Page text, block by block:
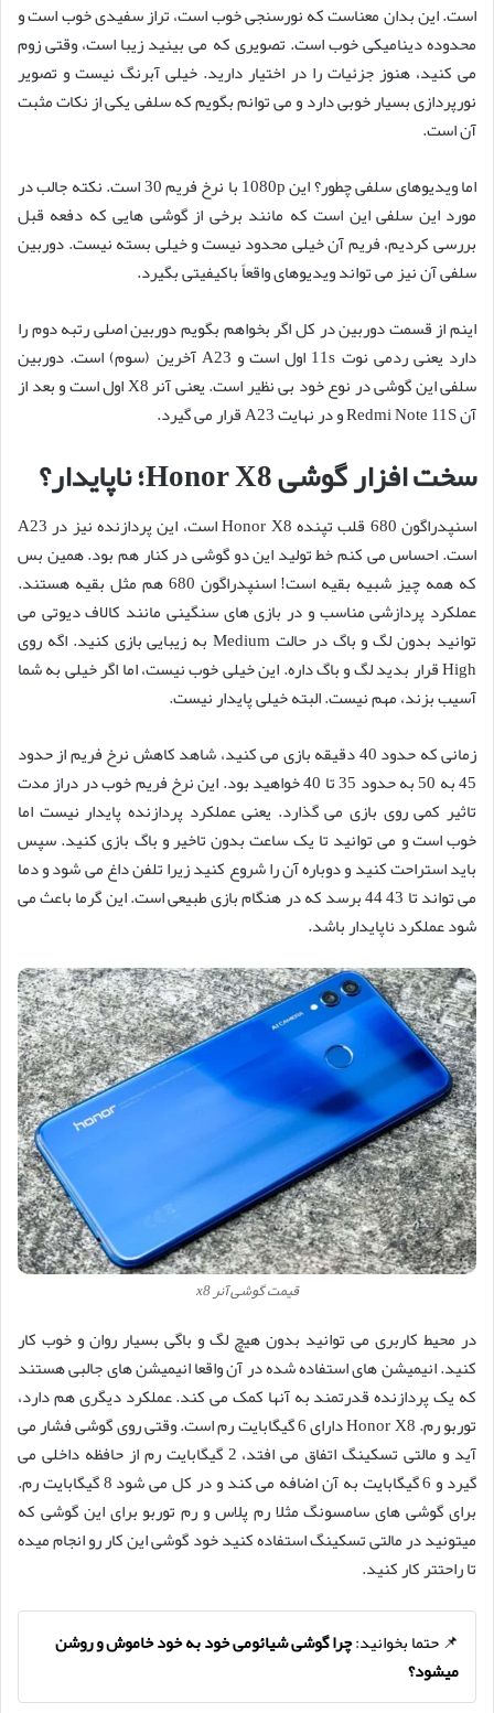
است. این بدان معناست که نورسنجی خوب است، تراز سفیدی خوب است و
محدوده دینامیکی خوب است. تصویری که می بینید زیبا است، وقتی زوم
می کنید، هنوز جزئیات را در اختیار دارید. خیلی آبرنگ نیست و تصویر
نورپردازی بسیار خوبی دارد و می توانم بگویم که سلفی یکی از نکات مثبت
آن است.
اما ویدیوهای سلفی چطور؟ این 1080p با نرخ فریم 30 است. نکته جالب در
مورد این سلفی این است که مانند برخی از گوشی هایی که دفعه قبل
بررسی کردیم، فریم آن خیلی محدود نیست و خیلی بسته نیست. دوربین
سلفی آن نیز می تواند ویدیوهای واقعاً باکیفیتی بگیرد.
اینم از قسمت دوربین در کل اگر بخواهم بگویم دوربین اصلی رتبه دوم را
دارد یعنی ردمی نوت 11s اول است و A23 آخرین (سوم) است. دوربین
سلفی این گوشی در نوع خود بی نظیر است. یعنی آنر X8 اول است و بعد از
آن Redmi Note 11S و در نهایت A23 قرار می گیرد.
سخت افزار گوشی Honor X8؛ ناپایدار؟
اسنپدراگون 680 قلب تپنده Honor X8 است، این پردازنده نیز در A23
است. احساس می کنم خط تولید این دو گوشی در کنار هم بود. همین بس
که همه چیز شبیه بقیه است! اسنپدراگون 680 هم مثل بقیه هستند.
عملکرد پردازشی مناسب و در بازی های سنگینی مانند کالاف دیوتی می
توانید بدون لگ و باگ در حالت Medium به زیبایی بازی کنید. اگه روی
High قرار بدید لگ و باگ داره. این خیلی خوب نیست، اما اگر خیلی به شما
آسیب بزند، مهم نیست. البته خیلی پایدار نیست.
زمانی که حدود 40 دقیقه بازی می کنید، شاهد کاهش نرخ فریم از حدود
45 به 50 به حدود 35 تا 40 خواهید بود. این نرخ فریم خوب در دراز مدت
تاثیر کمی روی بازی می گذارد. یعنی عملکرد پردازنده پایدار نیست اما
خوب است و می توانید تا یک ساعت بدون تاخیر و باگ بازی کنید. سپس
باید استراحت کنید و دوباره آن را شروع کنید زیرا تلفن داغ می شود و دما
می تواند تا 43 44 برسد که در هنگام بازی طبیعی است. این گرما باعث می
شود عملکرد ناپایدار باشد.
قیمت گوشی آنر x8
در محیط کاربری می توانید بدون هیچ لگ و باگی بسیار روان و خوب کار
کنید. انیمیشن های استفاده شده در آن واقعا انیمیشن های جالبی هستند
که یک پردازنده قدرتمند به آنها کمک می کند. عملکرد دیگری هم دارد،
توربو رم. Honor X8 دارای 6 گیگابایت رم است. وقتی روی گوشی فشار می
آید و مالتی تسکینگ اتفاق می افتد، 2 گیگابایت رم از حافظه داخلی می
گیرد و 6 گیگابایت به آن اضافه می کند و در کل می شود 8 گیگابایت رم.
برای گوشی های سامسونگ مثلا رم پلاس و رم توربو برای این گوشی که
میتونید در مالتی تسکینگ استفاده کنید خود گوشی این کار رو انجام میده
تا راحتتر کار کنید.
📌 حتما بخوانید:چرا گوشی شیائومی خود به خود خاموش و روشن
میشود؟